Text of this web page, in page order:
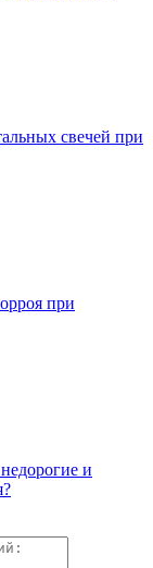
свечей при
при
и